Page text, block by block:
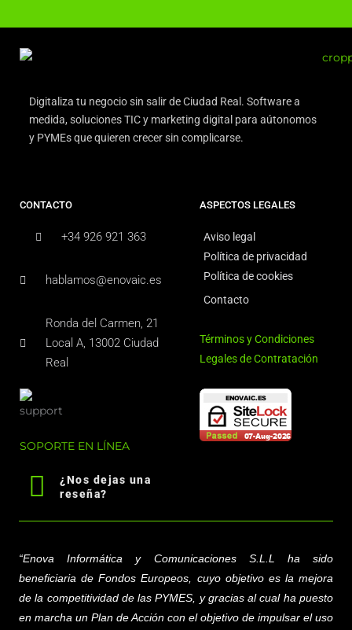
Digitaliza tu negocio sin salir de Ciudad Real. Software a
medida, soluciones TIC y marketing digital para aútonomos
y PYMEs que quieren crecer sin complicarse.
CONTACTO
+34 926 921 363
hablamos@enovaic.es
Ronda del Carmen, 21
Local A, 13002 Ciudad
Real
SOPORTE EN LÍNEA
¿Nos dejas una
reseña?
ASPECTOS LEGALES
Aviso legal
Política de privacidad
Política de cookies
Contacto
Términos y Condiciones
Legales de Contratación
“Enova Informática y Comunicaciones S.L.L ha sido
beneficiaria de Fondos Europeos, cuyo objetivo es la mejora
de la competitividad de las PYMES, y gracias al cual ha puesto
en marcha un Plan de Acción con el objetivo de impulsar el uso